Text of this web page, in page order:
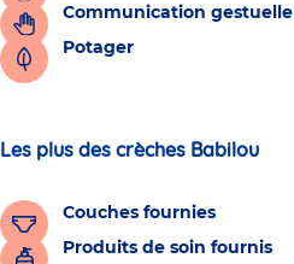
Communication gestuelle
Potager
Les plus des crèches Babilou
Couches fournies
Produits de soin fournis